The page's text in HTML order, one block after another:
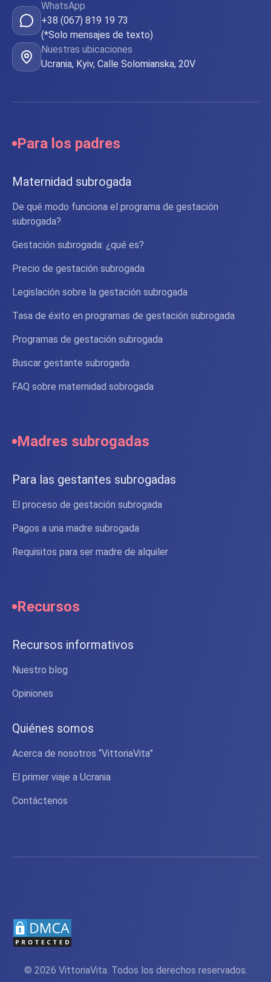
WhatsApp
+38 (067) 819 19 73
(*Solo mensajes de texto)
Nuestras ubicaciones
Ucrania, Kyiv, Calle Solomianska, 20V
Para los padres
Maternidad subrogada
De qué modo funciona el programa de gestación
subrogada?
Gestación subrogada: ¿qué es?
Precio de gestación subrogada
Legislación sobre la gestación subrogada
Tasa de éxito en programas de gestación subrogada
Programas de gestación subrogada
Buscar gestante subrogada
FAQ sobre maternidad sobrogada
Madres subrogadas
Para las gestantes subrogadas
El proceso de gestación subrogada
Pagos a una madre subrogada
Requisitos para ser madre de alquiler
Recursos
Recursos informativos
Nuestro blog
Opiniones
Quiénes somos
Acerca de nosotros “VittoriaVita”
El primer viaje a Ucrania
Contáctenos
© 2026 VittoriaVita. Todos los derechos reservados.